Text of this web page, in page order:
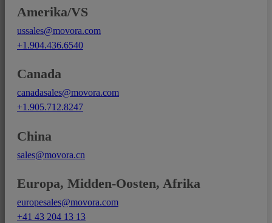
Amerika/VS
ussales@movora.com
+1.904.436.6540
Canada
canadasales@movora.com
+1.905.712.8247
China
sales@movora.cn
Europa, Midden-Oosten, Afrika
europesales@movora.com
+41 43 204 13 13